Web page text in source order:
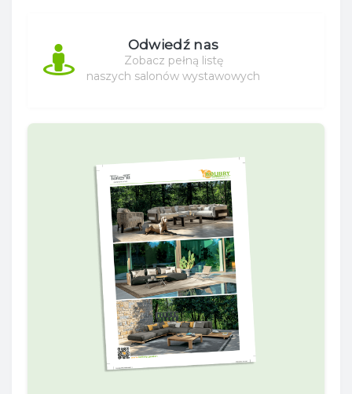
Odwiedź nas
Zobacz pełną listę
naszych salonów wystawowych